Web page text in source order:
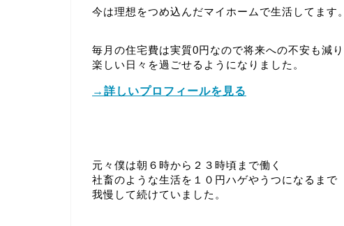
今は理想をつめ込んだマイホームで生活してます。
毎月の住宅費は実質0円なので将来への不安も減り
楽しい日々を過ごせるようになりました。
→詳しいプロフィールを見る
元々僕は朝６時から２３時頃まで働く
社畜のような生活を１０円ハゲやうつになるまで
我慢して続けていました。